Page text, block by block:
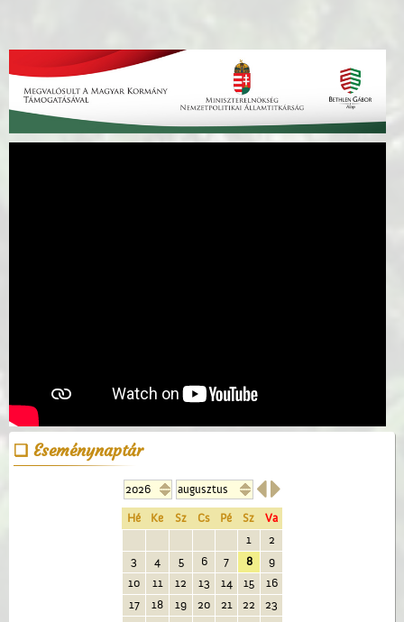
Eseménynaptár

Hé Ke Sz Cs Pé Sz
Va
1
2
3
4 5 6 7 8
9
10
11 12 13 14 15
16
17
18 19 20 21 22
23